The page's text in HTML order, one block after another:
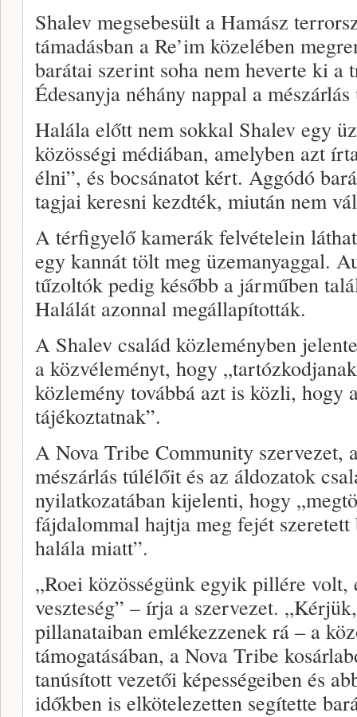
Shalev megsebesült a Hamász
támadásban a Re’im közelében
barátai szerint soha nem heverte ki a
Édesanyja néhány nappal a
Halála előtt nem sokkal Shalev egy
közösségi médiában, amelyben azt
élni”, és bocsánatot kért. Aggódó
tagjai keresni kezdték, miután nem
A térfigyelő kamerák felvételein
egy kannát tölt meg üzemanyaggal.
tűzoltók pedig később a járműben
Halálát azonnal megállapították.
A Shalev család közleményben
a közvéleményt, hogy
közlemény továbbá azt is közli, hogy
tájékoztatnak”.
A Nova Tribe Community szervezet,
mészárlás túlélőit és az áldozatok
nyilatkozatában kijelenti, hogy
fájdalommal hajtja meg fejét
halála miatt”.
„Roei közösségünk egyik pillére volt,
veszteség” – írja a szervezet.
pillanataiban emlékezzenek rá – a
támogatásában, a Nova Tribe
tanúsított vezetői képességeiben és
időkben is elkötelezetten segítette